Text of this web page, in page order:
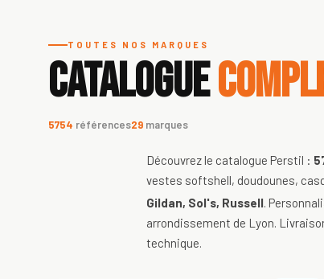
TOUTES NOS MARQUES
CATALOGUE
5754 références29 marques
Découvrez le catalogue Perstil :
vestes softshell, doudounes,
Gildan, Sol's, Russell.
arrondissement de Lyon.
technique.